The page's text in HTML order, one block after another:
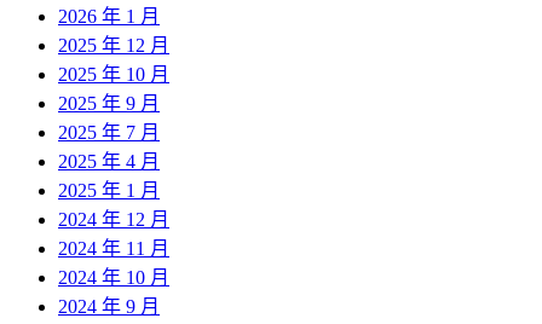
2026 年 1 月
2025 年 12 月
2025 年 10 月
2025 年 9 月
2025 年 7 月
2025 年 4 月
2025 年 1 月
2024 年 12 月
2024 年 11 月
2024 年 10 月
2024 年 9 月